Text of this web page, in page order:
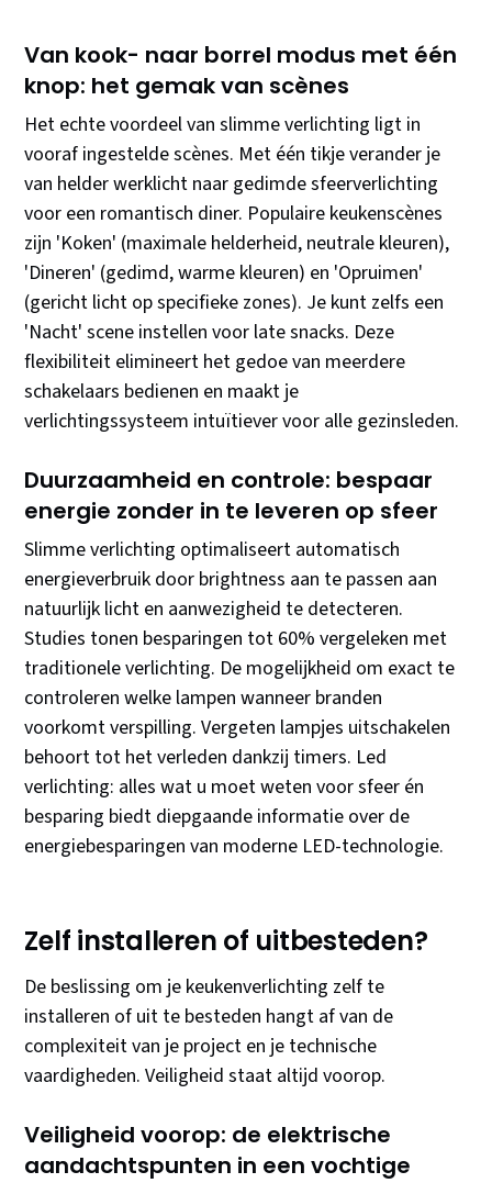
Van kook- naar borrel modus met één
knop: het gemak van scènes
Het echte voordeel van slimme verlichting ligt in
vooraf ingestelde scènes. Met één tikje verander je
van helder werklicht naar gedimde sfeerverlichting
voor een romantisch diner. Populaire keukenscènes
zijn 'Koken' (maximale helderheid, neutrale kleuren),
'Dineren' (gedimd, warme kleuren) en 'Opruimen'
(gericht licht op specifieke zones). Je kunt zelfs een
'Nacht' scene instellen voor late snacks. Deze
flexibiliteit elimineert het gedoe van meerdere
schakelaars bedienen en maakt je
verlichtingssysteem intuïtiever voor alle gezinsleden.
Duurzaamheid en controle: bespaar
energie zonder in te leveren op sfeer
Slimme verlichting optimaliseert automatisch
energieverbruik door brightness aan te passen aan
natuurlijk licht en aanwezigheid te detecteren.
Studies tonen besparingen tot 60% vergeleken met
traditionele verlichting. De mogelijkheid om exact te
controleren welke lampen wanneer branden
voorkomt verspilling. Vergeten lampjes uitschakelen
behoort tot het verleden dankzij timers. Led
verlichting: alles wat u moet weten voor sfeer én
besparing biedt diepgaande informatie over de
energiebesparingen van moderne LED-technologie.
Zelf installeren of uitbesteden?
De beslissing om je keukenverlichting zelf te
installeren of uit te besteden hangt af van de
complexiteit van je project en je technische
vaardigheden. Veiligheid staat altijd voorop.
Veiligheid voorop: de elektrische
aandachtspunten in een vochtige